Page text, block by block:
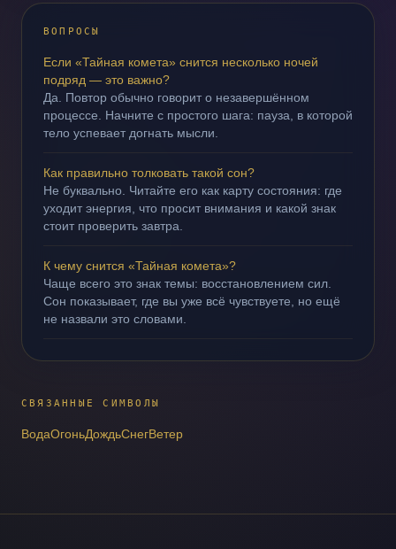
ВОПРОСЫ
Если «Тайная комета» снится несколько ночей
подряд — это важно?
Да. Повтор обычно говорит о незавершённом
процессе. Начните с простого шага: пауза, в которой
тело успевает догнать мысли.
Как правильно толковать такой сон?
Не буквально. Читайте его как карту состояния: где
уходит энергия, что просит внимания и какой знак
стоит проверить завтра.
К чему снится «Тайная комета»?
Чаще всего это знак темы: восстановлением сил.
Сон показывает, где вы уже всё чувствуете, но ещё
не назвали это словами.
СВЯЗАННЫЕ СИМВОЛЫ
ВодаОгоньДождьСнегВетер